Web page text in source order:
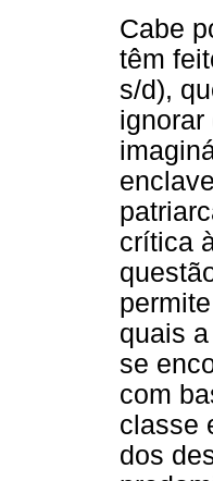
Cabe
têm
s/d),
ignorar
crítica
quais
se
com
classe
dos